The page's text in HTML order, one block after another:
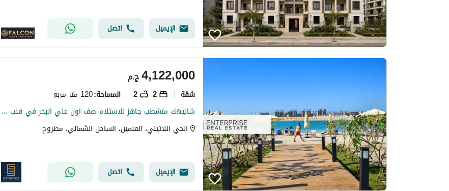
الإيميل اتصل
ج.م4,122,000
شقة 2
2 المساحة:120 متر مربع
شاليهك متشطب جاهز للاستلام صف اول علي البحر في قلب العلمين الجديده بجوار مارينا دقايق لسيدي عبدالرحمن و دقايق لمطار العلمين Latin City
الحي اللاتيني، العلمين، الساحل الشمالي، مطروح
الإيميل اتصل